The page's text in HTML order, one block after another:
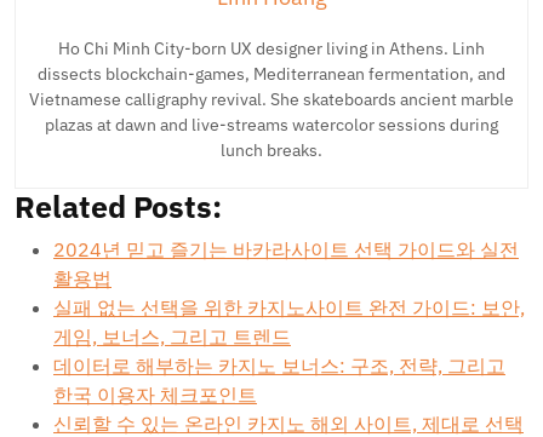
Ho Chi Minh City-born UX designer living in Athens. Linh
dissects blockchain-games, Mediterranean fermentation, and
Vietnamese calligraphy revival. She skateboards ancient marble
plazas at dawn and live-streams watercolor sessions during
lunch breaks.
Related Posts:
2024년 믿고 즐기는 바카라사이트 선택 가이드와 실전
활용법
실패 없는 선택을 위한 카지노사이트 완전 가이드: 보안,
게임, 보너스, 그리고 트렌드
데이터로 해부하는 카지노 보너스: 구조, 전략, 그리고
한국 이용자 체크포인트
신뢰할 수 있는 온라인 카지노 해외 사이트, 제대로 선택